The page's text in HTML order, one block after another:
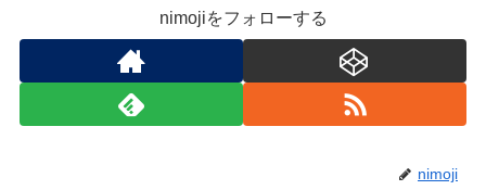
nimojiをフォローする
nimoji